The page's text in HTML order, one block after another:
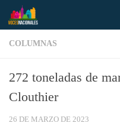
Saltar al contenido
COLUMNAS
272 toneladas de
Clouthier
26 DE MARZO DE 2023